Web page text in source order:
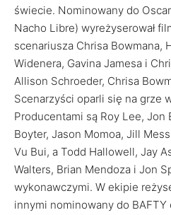
świecie. Nominowany do
Nacho Libre) wyreżyserował
scenariusza Chrisa Bowmana,
Widenera, Gavina Jamesa i
Allison Schroeder, Chrisa
Scenarzyści oparli się na grze
Producentami są Roy Lee, Jon
Boyter, Jason Momoa, Jill
Vu Bui, a Todd Hallowell, Jay
Walters, Brian Mendoza i Jon
wykonawczymi. W ekipie
innymi nominowany do